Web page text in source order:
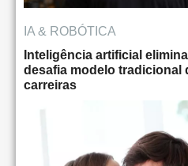
IA & ROBÓTICA
Inteligência artificial
desafia modelo tradicional
carreiras